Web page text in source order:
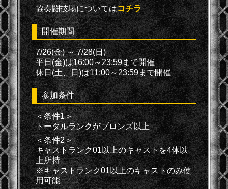
協奏闘技場についてはコチラ
開催期間
7/26(金) ～ 7/28(日)
平日(金)は16:00～23:59まで開催
休日(土、日)は11:00～23:59まで開催
参加条件
＜条件1＞
トータルランクがブロンズ以上
＜条件2＞
キャストランク01以上のキャストを4体以
上所持
※キャストランク01以上のキャストのみ使
用可能